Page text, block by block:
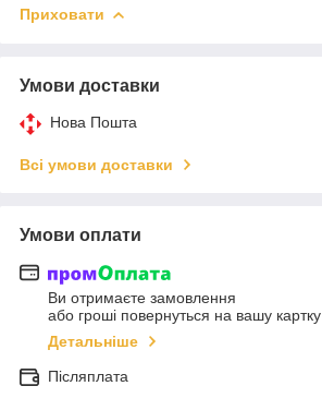
Приховати
Умови доставки
Нова Пошта
Всі умови доставки
Умови оплати
Ви отримаєте замовлення
або гроші повернуться на вашу картку
Детальніше
Післяплата